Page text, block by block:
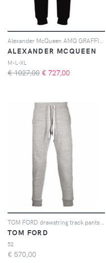
ALEXANDER MCQUEEN
M-L-XL
€ 1027,00 € 727,00
TOM FORD
52
€ 570,00